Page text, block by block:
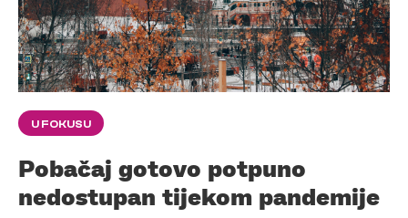
U FOKUSU
Pobačaj gotovo potpuno
nedostupan tijekom pandemije